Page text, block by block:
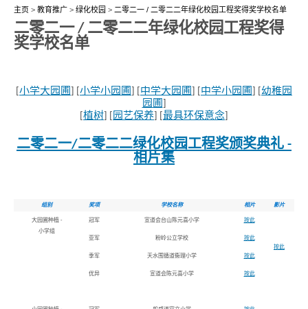
主页 > 教育推广 > 绿化校园 > 二零二一 / 二零二二年绿化校园工程奖得奖学校名单
二零二一 / 二零二二年绿化校园工程奖得
奖学校名单
小学大园圃 小学小园圃 中学大园圃 中学小园圃
幼稚园
园圃
植树 园艺保养 最具环保意念
二零二一/二零二二绿化校园工程奖颁奖典礼 -
相片集
组别 奖项 学校名称 相片 影片
大园圃种植 -
小学组
冠军 宣道会台山陈元喜小学 按此
按此
亚军 粉岭公立学校 按此
季军 天水围循道衞理小学 按此
优异 宣道会陈元喜小学 按此